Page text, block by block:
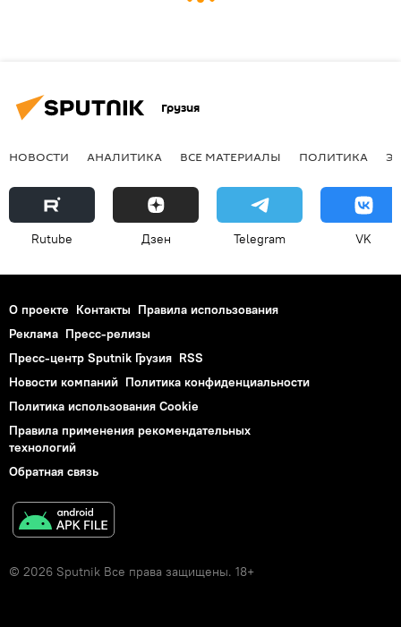
Грузия
НОВОСТИ АНАЛИТИКА ВСЕ МАТЕРИАЛЫ ПОЛИТИКА
Rutube Дзен Telegram VK
О проекте Контакты Правила использования
Реклама Пресс-релизы
Пресс-центр Sputnik Грузия RSS
Новости компаний Политика конфиденциальности
Политика использования Cookie
Правила применения рекомендательных
технологий
Обратная связь
© 2026 Sputnik Все права защищены. 18+